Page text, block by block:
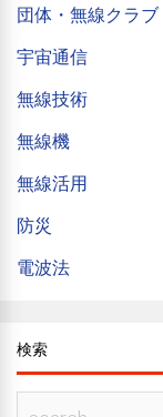
団体・無線クラブ
宇宙通信
無線技術
無線機
無線活用
防災
電波法
検索